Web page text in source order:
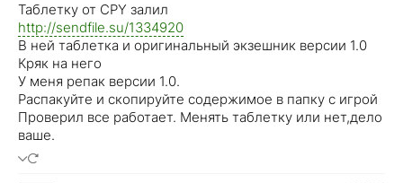
Таблетку от CPY залил
http://sendfile.su/1334920
В ней таблетка и оригинальный экзешник версии 1.0
Кряк на него
У меня репак версии 1.0.
Распакуйте и скопируйте содержимое в папку с игрой
Проверил все работает. Менять таблетку или нет,дело
ваше.